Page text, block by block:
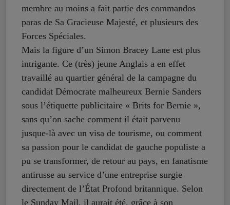
membre au moins a fait partie des commandos
paras de Sa Gracieuse Majesté, et plusieurs des
Forces Spéciales.
Mais la figure d’un Simon Bracey Lane est plus
intrigante. Ce (très) jeune Anglais a en effet
travaillé au quartier général de la campagne du
candidat Démocrate malheureux Bernie Sanders
sous l’étiquette publicitaire « Brits for Bernie »,
sans qu’on sache comment il était parvenu
jusque-là avec un visa de tourisme, ou comment
sa passion pour le candidat de gauche populiste a
pu se transformer, de retour au pays, en fanatisme
antirusse au service d’une entreprise surgie
directement de l’État Profond britannique. Selon
le Sunday Mail, il aurait été, grâce à son